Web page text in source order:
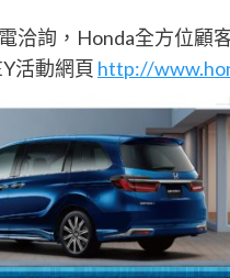
洽詢，Honda全方位顧
活動網頁 http://